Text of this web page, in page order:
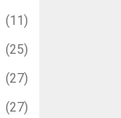
(11)
(25)
(27)
(27)